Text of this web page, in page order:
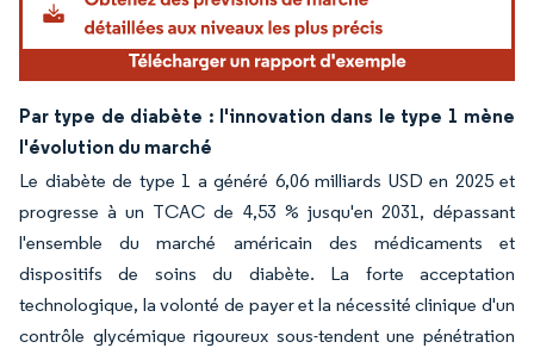
Par type de diabète : l'innovation dans le type 1 mène
l'évolution du marché
Le diabète de type 1 a généré 6,06 milliards USD en 2025 et
progresse à un TCAC de 4,53 % jusqu'en 2031, dépassant
l'ensemble du marché américain des médicaments et
dispositifs de soins du diabète. La forte acceptation
technologique, la volonté de payer et la nécessité clinique d'un
contrôle glycémique rigoureux sous-tendent une pénétration